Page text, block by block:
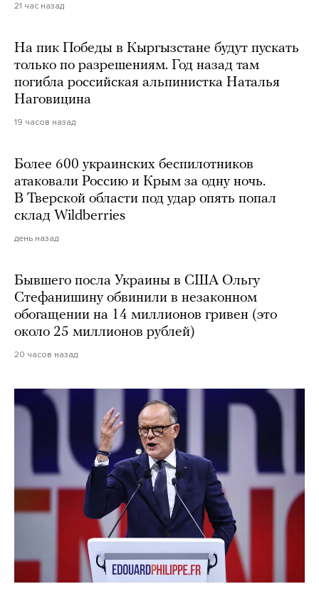
21 час назад
На пик Победы в Кыргызстане будут пускать
только по разрешениям. Год назад там
погибла российская альпинистка Наталья
Наговицина
19 часов назад
Более 600 украинских беспилотников
атаковали Россию и Крым за одну ночь.
В Тверской области под удар опять попал
склад Wildberries
день назад
Бывшего посла Украины в США Ольгу
Стефанишину обвинили в незаконном
обогащении на 14 миллионов гривен (это
около 25 миллионов рублей)
20 часов назад